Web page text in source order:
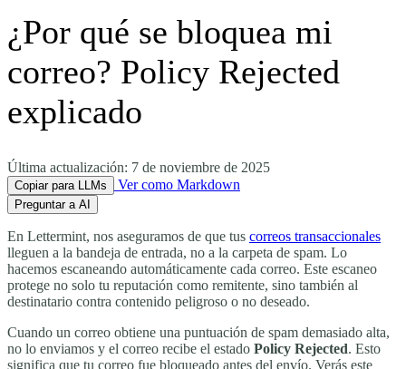
¿Por qué se bloquea mi
correo? Policy Rejected
explicado
Última actualización: 7 de noviembre de 2025
Copiar para LLMs Ver como Markdown
Preguntar a AI
En Lettermint, nos aseguramos de que tus correos transaccionales
lleguen a la bandeja de entrada, no a la carpeta de spam. Lo
hacemos escaneando automáticamente cada correo. Este escaneo
protege no solo tu reputación como remitente, sino también al
destinatario contra contenido peligroso o no deseado.
Cuando un correo obtiene una puntuación de spam demasiado alta,
no lo enviamos y el correo recibe el estado Policy Rejected. Esto
significa que tu correo fue bloqueado antes del envío. Verás este